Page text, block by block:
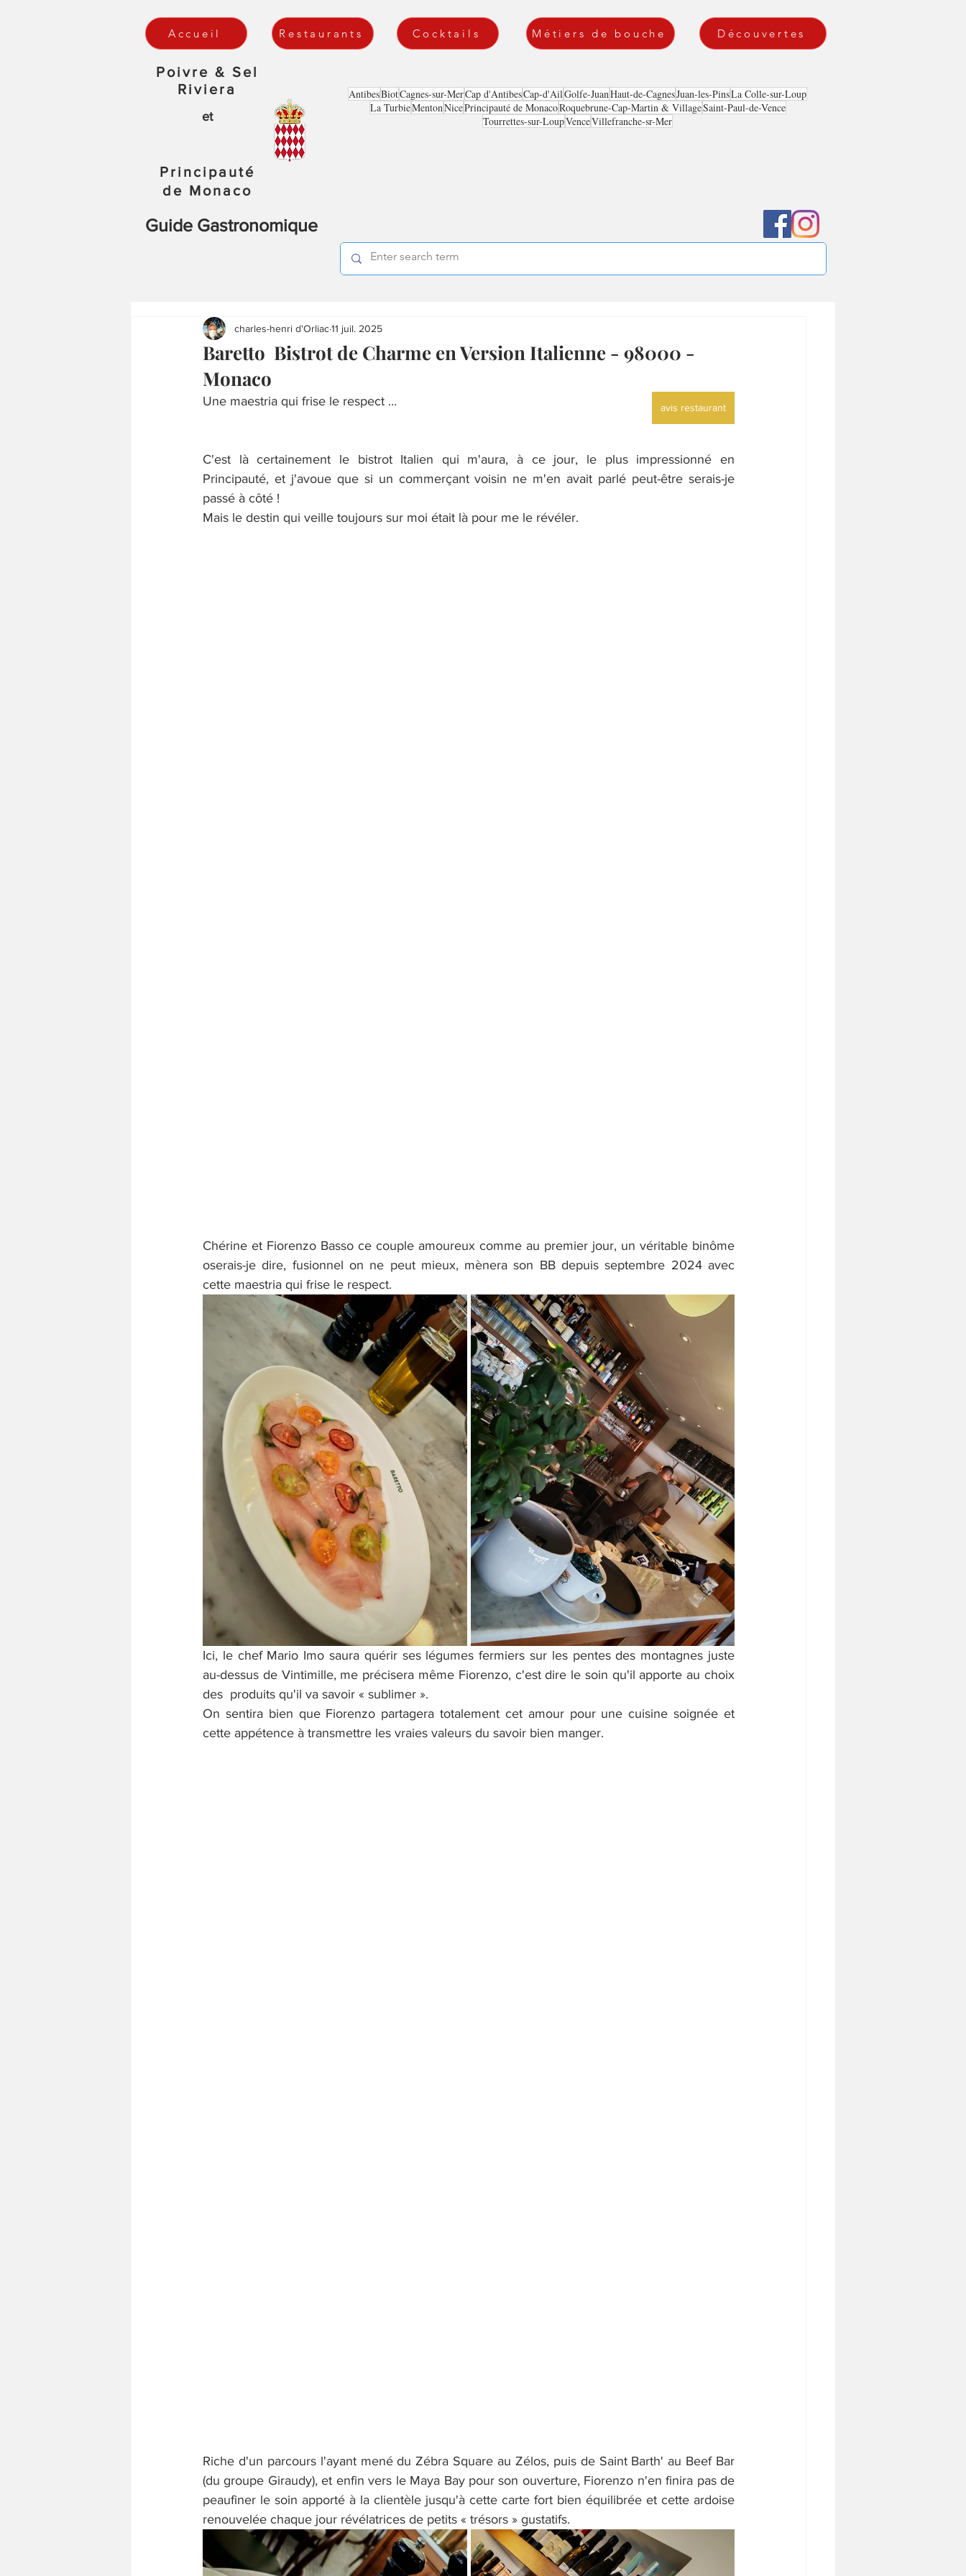
Accueil Restaurants Cocktails Métiers de bouche Découvertes
Poivre & Sel
Riviera
et
Principauté
de Monaco
Guide Gastronomique
AntibesBiotCagnes-sur-MerCap d'AntibesCap-d'AilGolfe-JuanHaut-de-CagnesJuan-les-PinsLa Colle-sur-Loup
La TurbieMentonNicePrincipauté de MonacoRoquebrune-Cap-Martin & VillageSaint-Paul-de-Vence
Tourrettes-sur-LoupVenceVillefranche-sr-Mer
Baretto Bistrot de Charme en Version Italienne - 98000 -
Monaco
charles-henri d'Orliac11 juil. 2025
avis restaurant
Une maestria qui frise le respect …
C'est là certainement le bistrot Italien qui m'aura, à ce jour, le plus impressionné en
Principauté, et j'avoue que si un commerçant voisin ne m'en avait parlé peut-être serais-je
passé à côté !
Mais le destin qui veille toujours sur moi était là pour me le révéler.
Chérine et Fiorenzo Basso ce couple amoureux comme au premier jour, un véritable binôme
oserais-je dire, fusionnel on ne peut mieux, mènera son BB depuis septembre 2024 avec
cette maestria qui frise le respect.
Ici, le chef Mario Imo saura quérir ses légumes fermiers sur les pentes des montagnes juste
au-dessus de Vintimille, me précisera même Fiorenzo, c'est dire le soin qu'il apporte au choix
des  produits qu'il va savoir « sublimer ».
On sentira bien que Fiorenzo partagera totalement cet amour pour une cuisine soignée et
cette appétence à transmettre les vraies valeurs du savoir bien manger.
Riche d'un parcours l'ayant mené du Zébra Square au Zélos, puis de Saint Barth' au Beef Bar
(du groupe Giraudy), et enfin vers le Maya Bay pour son ouverture, Fiorenzo n'en finira pas de
peaufiner le soin apporté à la clientèle jusqu'à cette carte fort bien équilibrée et cette ardoise
renouvelée chaque jour révélatrices de petits « trésors » gustatifs.